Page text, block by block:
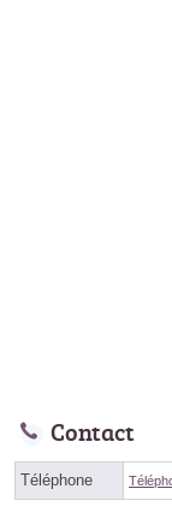
Contact
Téléphone